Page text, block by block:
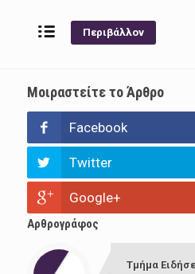
Περιβάλλον
Μοιραστείτε το Άρθρο
Facebook
Twitter
Google+
Αρθρογράφος
Τμήμα